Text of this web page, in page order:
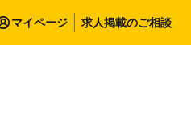
マイページ 求人掲載のご相談